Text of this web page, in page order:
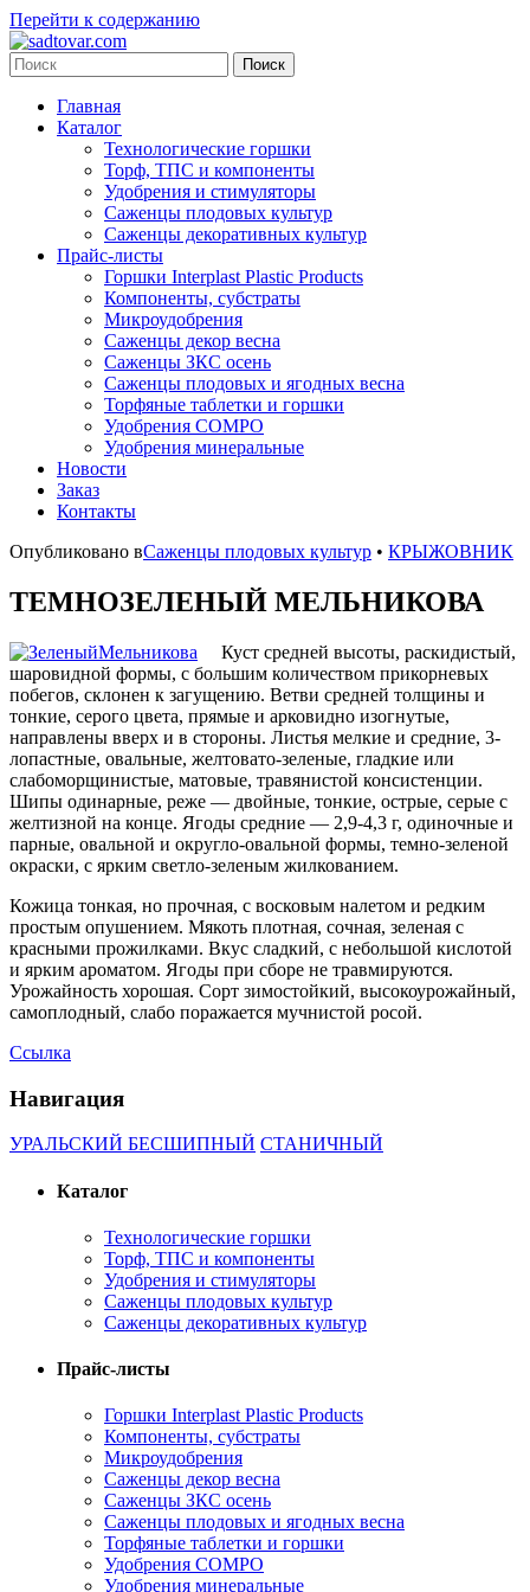
Перейти к содержанию
Главная
Каталог
Технологические горшки
Торф, ТПС и компоненты
Удобрения и стимуляторы
Саженцы плодовых культур
Саженцы декоративных культур
Прайс-листы
Горшки Interplast Plastic Products
Компоненты, субстраты
Микроудобрения
Саженцы декор весна
Саженцы ЗКС осень
Саженцы плодовых и ягодных весна
Торфяные таблетки и горшки
Удобрения COMPO
Удобрения минеральные
Новости
Заказ
Контакты
Опубликовано вСаженцы плодовых культур • КРЫЖОВНИК
ТЕМНОЗЕЛЕНЫЙ МЕЛЬНИКОВА
Куст средней высоты, раскидистый,
шаро­видной формы, с большим количеством прикорневых
побе­гов, склонен к загущению. Ветви средней толщины и
тонкие, серого цвета, прямые и арковидно изогнутые,
направлены вверх и в стороны. Листья мелкие и средние, 3-
лопастные, овальные, желтовато-зеленые, гладкие или
слабоморщинис­тые, матовые, травянистой консистенции.
Шипы одинарные, реже — двойные, тонкие, острые, серые с
желтизной на кон­це. Ягоды средние — 2,9-4,3 г, одиночные и
парные, оваль­ной и округло-овальной формы, темно-зеленой
окраски, с ярким светло-зеленым жилкованием.
Кожица тонкая, но проч­ная, с восковым налетом и редким
простым опушением. Мякоть плотная, сочная, зеленая с
красными прожилками. Вкус сладкий, с небольшой кислотой
и ярким ароматом. Ягоды при сборе не травмируются.
Урожайность хорошая. Сорт зимостойкий, высокоурожайный,
самоплодный, слабо поражается мучнистой росой.
Ссылка
Навигация
УРАЛЬСКИЙ БЕСШИПНЫЙ СТАНИЧНЫЙ
Каталог
Технологические горшки
Торф, ТПС и компоненты
Удобрения и стимуляторы
Саженцы плодовых культур
Саженцы декоративных культур
Прайс-листы
Горшки Interplast Plastic Products
Компоненты, субстраты
Микроудобрения
Саженцы декор весна
Саженцы ЗКС осень
Саженцы плодовых и ягодных весна
Торфяные таблетки и горшки
Удобрения COMPO
Удобрения минеральные